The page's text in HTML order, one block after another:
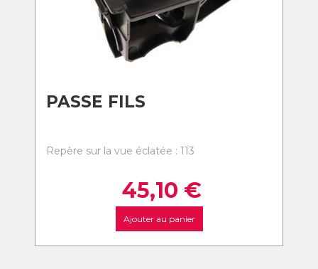
PASSE FILS
Repère sur la vue éclatée : 113
45,10 €
Ajouter au panier